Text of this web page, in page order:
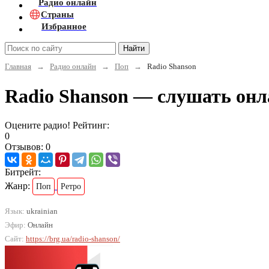
Радио онлайн
Страны
Избранное
Найти
Главная
→ Радио онлайн → Поп → Radio Shanson
Radio Shanson — слушать
Оцените радио! Рейтинг:
0
Отзывов: 0
Битрейт:
Жанр:
Поп Ретро
Язык: ukrainian
Эфир: Онлайн
Сайт: https://brg.ua/radio-shanson/